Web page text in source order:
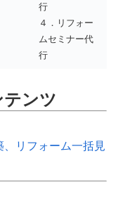
行
４．リフォー
ムセミナー代
行
テンツ
、リフォーム一括見